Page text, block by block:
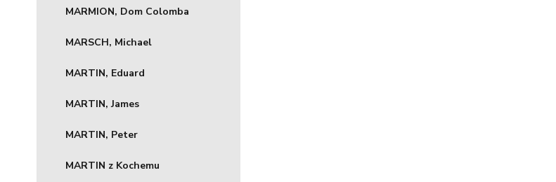
MARMION, Dom Colomba
MARSCH, Michael
MARTIN, Eduard
MARTIN, James
MARTIN, Peter
MARTIN z Kochemu